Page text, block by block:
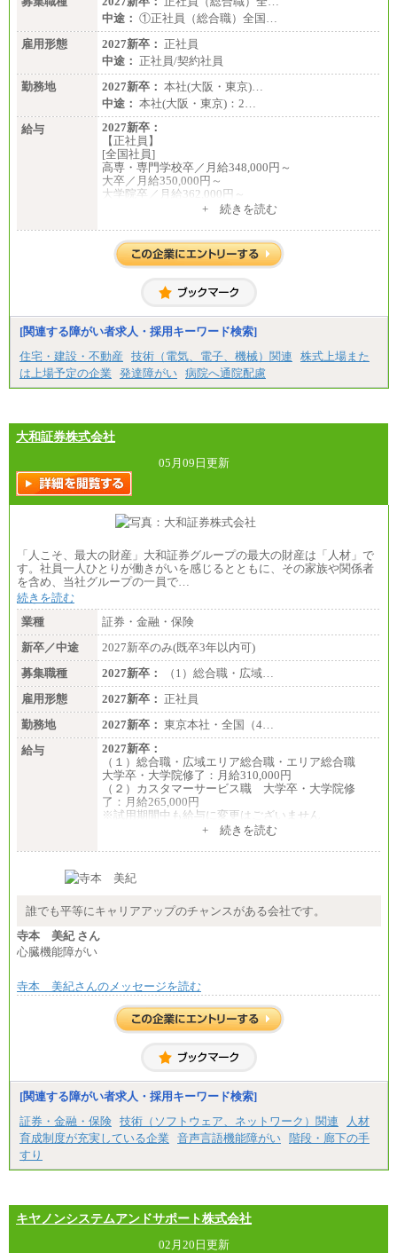
中途： ①正社員（総合職）全国…
雇用形態
2027新卒： 正社員
中途： 正社員/契約社員
勤務地
2027新卒： 本社(大阪・東京)…
中途： 本社(大阪・東京)：2…
給与
2027新卒：
【正社員】
[全国社員]
高専・専門学校卒／月給348,000円～
大卒／月給350,000円～
大学院卒／月給362,000円～
[地域社員]月給295,000円～
【正社員】
[全国社員]月給348,000円～
[地域社員]月給295,000円～
【契約社員】月給200,000円～
+ 続きを読む
[関連する障がい者求人・採用キーワード検索]
住宅・建設・不動産
技術（電気、電子、機械）関連
株式上場また
は上場予定の企業
発達障がい 病院へ通院配慮
大和証券株式会社
05月09日更新
「人こそ、最大の財産」大和証券グループの最大の財産は「人材」で
す。社員一人ひとりが働きがいを感じるとともに、その家族や関係者
を含め、当社グループの一員で…
続きを読む
業種
証券・金融・保険
新卒／中途
2027新卒のみ(既卒3年以内可)
募集職種
2027新卒：
（1）総合職・広域…
雇用形態
2027新卒： 正社員
勤務地
2027新卒： 東京本社・全国（4…
給与
2027新卒：
（１）総合職・広域エリア総合職・エリア総合職
大学卒・大学院修了：月給310,000円
（２）カスタマーサービス職 大学卒・大学院修
了：月給265,000円
※試用期間中も給与に変更はございません
+ 続きを読む
誰でも平等にキャリアアップのチャンスがある会社です。
寺本 美紀 さん
心臓機能障がい
寺本 美紀さんのメッセージを読む
[関連する障がい者求人・採用キーワード検索]
証券・金融・保険 技術（ソフトウェア、ネットワーク）関連
人材
育成制度が充実している企業
音声言語機能障がい 階段・廊下の手
すり
キヤノンシステムアンドサポート株式会社
02月20日更新